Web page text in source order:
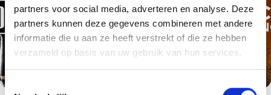
partners voor social media, adverteren en analyse. Deze
partners kunnen deze gegevens combineren met andere
informatie die u aan ze heeft verstrekt of die ze hebben
verzameld op basis van uw gebruik van hun services.
Toestemmingsselectie